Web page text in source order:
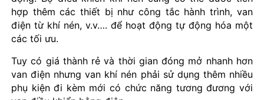
hợp thêm các thiết bị như công tắc hành trình, van
điện từ khí nén, v.v…. để hoạt động tự động hóa một
các tối ưu.
Tuy có giá thành rẻ và thời gian đóng mở nhanh hơn
van điện nhưng van khí nén phải sử dụng thêm nhiều
phụ kiện đi kèm mới có chức năng tương đương với